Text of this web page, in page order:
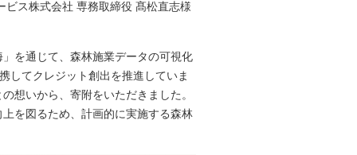
ス株式会社 専務取締役 髙松直志様
を通じて、森林施業データの可視化
してクレジット創出を推進していま
想いから、寄附をいただきました。
を図るため、計画的に実施する森林